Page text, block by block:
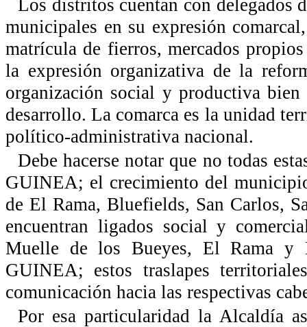
Los distritos cuentan con delegados
municipales en su expresión
matrícula de fierros, mercados
la expresión organizativa de la
organización social y productiva
desarrollo. La comarca es la unidad
político-administrativa nacional.
Debe hacerse notar que no todas
GUINEA; el crecimiento del
de El Rama, Bluefields, San Carlos,
encuentran ligados social y
Muelle de los Bueyes, El Rama y
GUINEA; estos traslapes
comunicación hacia las respectivas
Por esa particularidad la Alcaldía